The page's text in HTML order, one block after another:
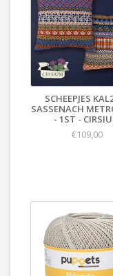
SCHEEPJES
SASSENACH
- 1ST -
€109,00